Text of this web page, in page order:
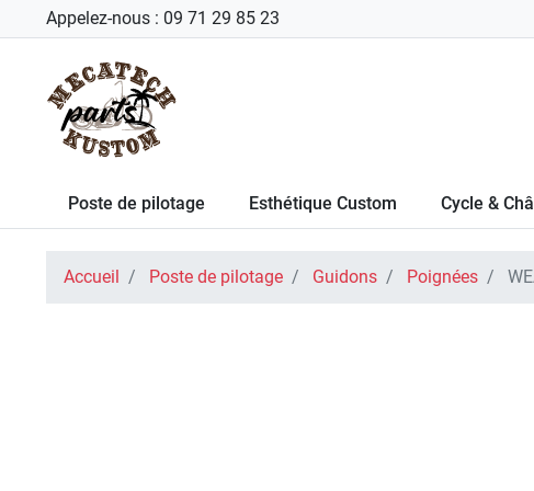
Appelez-nous : 09 71 29 85 23
Poste de pilotage Esthétique Custom Cycle &
Accueil Poste de pilotage Guidons Poignées